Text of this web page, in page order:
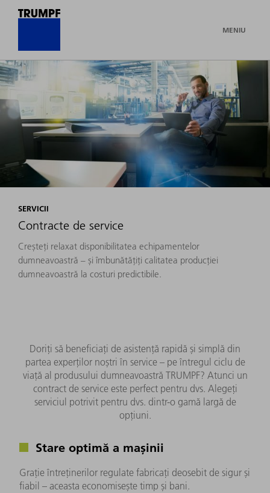
MENIU
SERVICII
Contracte de service
Creșteți relaxat disponibilitatea echipamentelor
dumneavoastră – și îmbunătățiți calitatea producției
dumneavoastră la costuri predictibile.
Doriți să beneficiați de asistență rapidă și simplă din
partea experților noștri în service – pe întregul ciclu de
viață al produsului dumneavoastră TRUMPF? Atunci un
contract de service este perfect pentru dvs. Alegeți
serviciul potrivit pentru dvs. dintr-o gamă largă de
opțiuni.
Stare optimă a mașinii
Grație întreținerilor regulate fabricați deosebit de sigur și
fiabil – aceasta economisește timp și bani.